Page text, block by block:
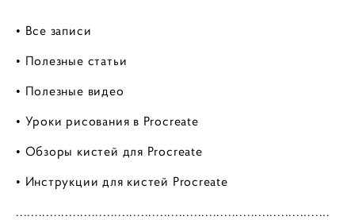
• Все записи
• Полезные статьи
• Полезные видео
• Уроки рисования в Procreate
• Обзоры кистей для Procreate
• Инструкции для кистей Procreate
...................................................................................